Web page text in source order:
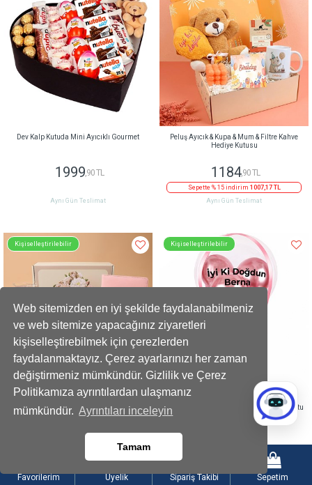
Web sitemizden en iyi şekilde faydalanabilmeniz
ve web sitemize yapacağınız ziyaretleri
kişiselleştirebilmek için çerezlerden
faydalanmaktayız. Çerez ayarlarınızı her zaman
değiştirmeniz mümkündür. Gizlilik ve Çerez
Politikamıza ayrıntılardan ulaşmanız
mümkündür. Ayrıntıları inceleyin
Tamam
Dev Kalp Kutuda Mini Ayıcıklı Gourmet
1999 ,90 TL
Aynı Gün Teslimat
Peluş Ayıcık & Kupa & Mum & Filtre Kahve
Hediye Kutusu
1184,90 TL
Sepette % 15 indirim 1007,17 TL
Aynı Gün Teslimat
Kişiselleştirilebilir
Defter Kalem Seti Kız Saksı Mum Fular Oda
Kokusu Hediye Seti
Sepette % 15 indirim
Kişiselleştirilebilir
Balonlu Gold Fındıklı Çikolatalı Pembe Kutu
1099,90 TL
Favorilerim Üyelik Sipariş Takibi Sepetim